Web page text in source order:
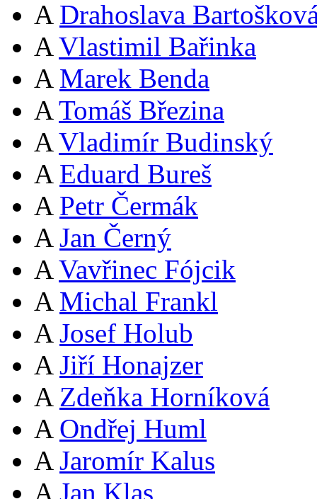
A Drahoslava
A Vlastimil Bařinka
A Marek Benda
A Tomáš Březina
A Vladimír Budinský
A Eduard Bureš
A Petr Čermák
A Jan Černý
A Vavřinec Fójcik
A Michal Frankl
A Josef Holub
A Jiří Honajzer
A Zdeňka Horníková
A Ondřej Huml
A Jaromír Kalus
A Jan Klas